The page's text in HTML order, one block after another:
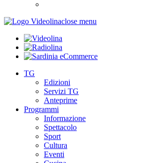
close menu
TG
Edizioni
Servizi TG
Anteprime
Programmi
Informazione
Spettacolo
Sport
Cultura
Eventi